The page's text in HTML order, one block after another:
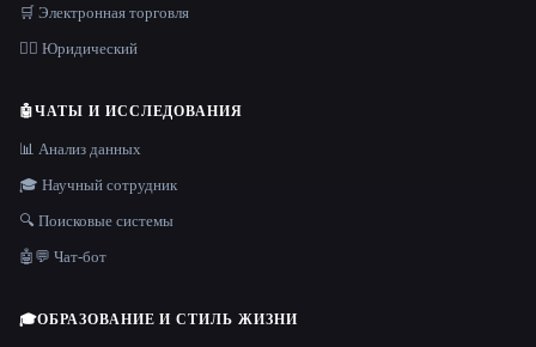
🛒 Электронная торговля
👩‍⚖️ Юридический
🤖ЧАТЫ И ИССЛЕДОВАНИЯ
📊 Анализ данных
🎓 Научный сотрудник
🔍 Поисковые системы
🤖💬 Чат-бот
🎓ОБРАЗОВАНИЕ И СТИЛЬ ЖИЗНИ